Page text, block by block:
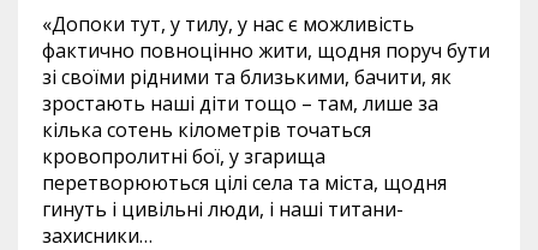
«Допоки тут, у тилу, у нас є можливість
фактично повноцінно жити, щодня поруч бути
зі своїми рідними та близькими, бачити, як
зростають наші діти тощо – там, лише за
кілька сотень кілометрів точаться
кровопролитні бої, у згарища
перетворюються цілі села та міста, щодня
гинуть і цивільні люди, і наші титани-
захисники…